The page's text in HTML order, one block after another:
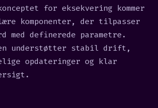
for eksekvering kommer
komponenter, der tilpasser
med definerede parametre.
understøtter stabil drift,
opdateringer og klar